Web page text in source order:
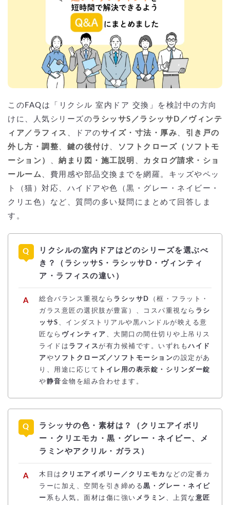
このFAQは「リクシル 室内ドア 交換」を検討中の方向
けに、人気シリーズのラシッサS／ラシッサD／ヴィンテ
ィア／ラフィス
、ドアのサイズ・寸法・厚み
引き戸の
外し方・調整
鍵の後付け
ソフトクローズ（ソフトモ
ーション）
納まり図・施工説明
カタログ請求・ショ
ールーム
、費用感や部品交換までを網羅。キッズやペッ
ト（猫）対応、ハイドアや色（黒・グレー・ネイビー・
クリエ色）など、質問の多い疑問にまとめて回答しま
す。
リクシルの室内ドアはどのシリーズを選ぶべ
き？（ラシッサS・ラシッサD・ヴィンティ
ア・ラフィスの違い）
総合バランス重視なら ラシッサD
（框・フラット・
ガラス意匠の選択肢が豊富）、コスパ重視なら ラシ
ッサS 、インダストリアルや黒ハンドルが映える意
匠なら ヴィンティア 、大開口の間仕切りや上吊りス
ライドは ラフィスが有力候補です。いずれも ハイド
アやソフトクローズ／ソフトモーションの設定があ
り、用途に応じて
トイレ用の表示錠・シリンダー錠
や静音金物を組み合わせます。
ラシッサの色・素材は？（クリエアイボリ
ー・クリエモカ・黒・グレー・ネイビー、メ
ラミンやアクリル・ガラス）
木目は クリエアイボリー／クリエモカ などの定番カ
ラーに加え、空間を引き締める黒・グレー・ネイビ
ー 系も人気。面材は傷に強い メラミン 、上質な 意匠